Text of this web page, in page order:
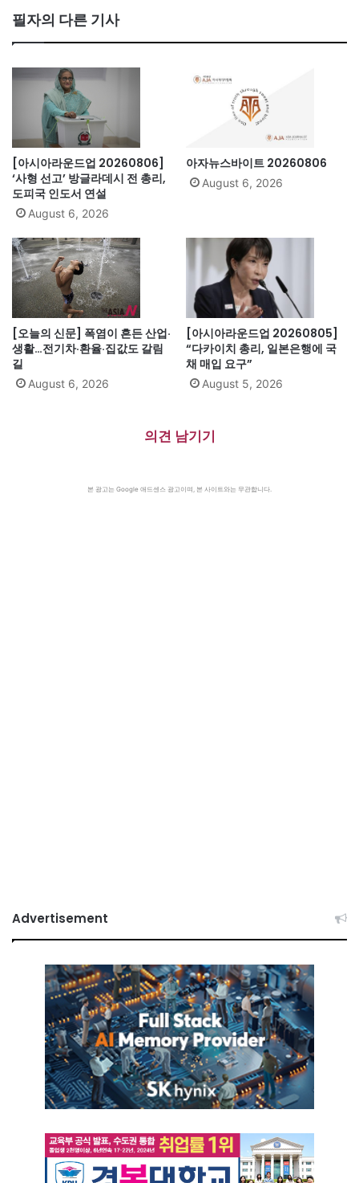
필자의 다른 기사
[아시아라운드업 20260806]
‘사형 선고’ 방글라데시 전 총리,
도피국 인도서 연설
August 6, 2026
아자뉴스바이트 20260806
August 6, 2026
[오늘의 신문] 폭염이 흔든 산업·
생활…전기차·환율·집값도 갈림
길
August 6, 2026
[아시아라운드업 20260805]
“다카이치 총리, 일본은행에 국
채 매입 요구”
August 5, 2026
의견 남기기
본 광고는 Google 애드센스 광고이며, 본 사이트와는 무관합니다.
Advertisement